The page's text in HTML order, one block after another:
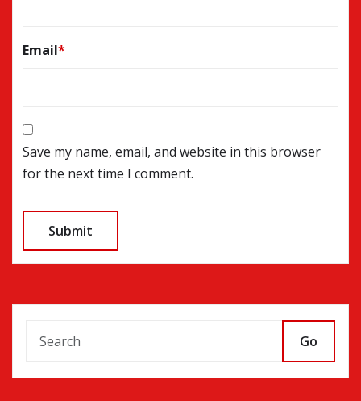
Email*
Save my name, email, and website in this browser
for the next time I comment.
Go